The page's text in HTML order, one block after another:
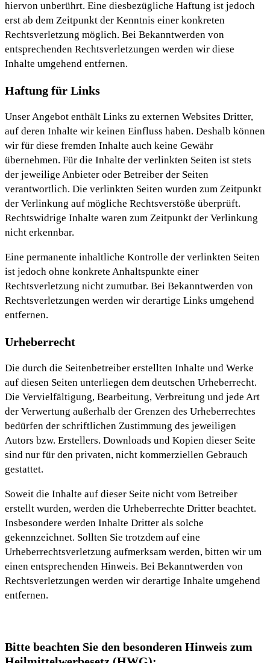
hiervon unberührt. Eine diesbezügliche Haftung ist jedoch
erst ab dem Zeitpunkt der Kenntnis einer konkreten
Rechtsverletzung möglich. Bei Bekanntwerden von
entsprechenden Rechtsverletzungen werden wir diese
Inhalte umgehend entfernen.
Haftung für Links
Unser Angebot enthält Links zu externen Websites Dritter,
auf deren Inhalte wir keinen Einfluss haben. Deshalb können
wir für diese fremden Inhalte auch keine Gewähr
übernehmen. Für die Inhalte der verlinkten Seiten ist stets
der jeweilige Anbieter oder Betreiber der Seiten
verantwortlich. Die verlinkten Seiten wurden zum Zeitpunkt
der Verlinkung auf mögliche Rechtsverstöße überprüft.
Rechtswidrige Inhalte waren zum Zeitpunkt der Verlinkung
nicht erkennbar.
Eine permanente inhaltliche Kontrolle der verlinkten Seiten
ist jedoch ohne konkrete Anhaltspunkte einer
Rechtsverletzung nicht zumutbar. Bei Bekanntwerden von
Rechtsverletzungen werden wir derartige Links umgehend
entfernen.
Urheberrecht
Die durch die Seitenbetreiber erstellten Inhalte und Werke
auf diesen Seiten unterliegen dem deutschen Urheberrecht.
Die Vervielfältigung, Bearbeitung, Verbreitung und jede Art
der Verwertung außerhalb der Grenzen des Urheberrechtes
bedürfen der schriftlichen Zustimmung des jeweiligen
Autors bzw. Erstellers. Downloads und Kopien dieser Seite
sind nur für den privaten, nicht kommerziellen Gebrauch
gestattet.
Soweit die Inhalte auf dieser Seite nicht vom Betreiber
erstellt wurden, werden die Urheberrechte Dritter beachtet.
Insbesondere werden Inhalte Dritter als solche
gekennzeichnet. Sollten Sie trotzdem auf eine
Urheberrechtsverletzung aufmerksam werden, bitten wir um
einen entsprechenden Hinweis. Bei Bekanntwerden von
Rechtsverletzungen werden wir derartige Inhalte umgehend
entfernen.
Bitte beachten Sie den besonderen Hinweis zum